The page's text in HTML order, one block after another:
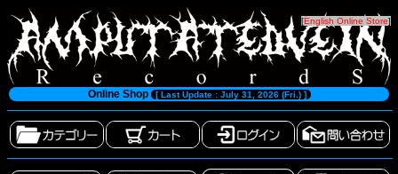
[English Online Store]
Online Shop [ Last Update : July 31, 2026 (Fri.) ]